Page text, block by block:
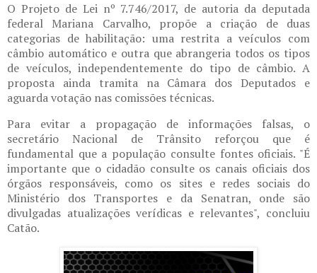
O Projeto de Lei nº 7.746/2017, de autoria da deputada
federal Mariana Carvalho, propõe a criação de duas
categorias de habilitação: uma restrita a veículos com
câmbio automático e outra que abrangeria todos os tipos
de veículos, independentemente do tipo de câmbio. A
proposta ainda tramita na Câmara dos Deputados e
aguarda votação nas comissões técnicas.
Para evitar a propagação de informações falsas, o
secretário Nacional de Trânsito reforçou que é
fundamental que a população consulte fontes oficiais. "É
importante que o cidadão consulte os canais oficiais dos
órgãos responsáveis, como os sites e redes sociais do
Ministério dos Transportes e da Senatran, onde são
divulgadas atualizações verídicas e relevantes", concluiu
Catão.